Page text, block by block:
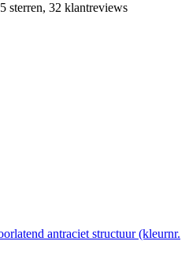
sterren, 32 klantreviews
antraciet structuur (kleurnr.